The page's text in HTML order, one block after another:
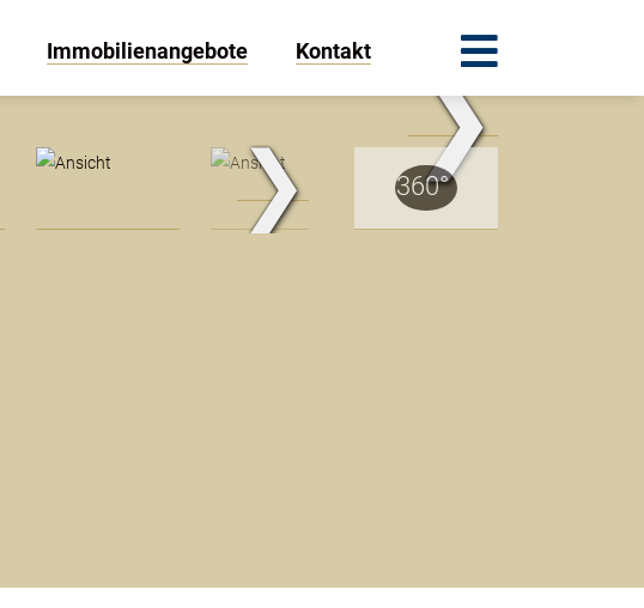
Immobilienangebote Kontakt
Ansicht ❯
❯